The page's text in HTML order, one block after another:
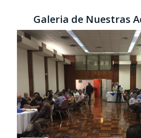
Galeria de Nuestras